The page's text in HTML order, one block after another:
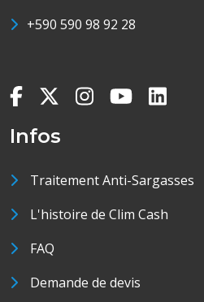
+590 590 98 92 28
Infos
Traitement Anti-Sargasses
L'histoire de Clim Cash
FAQ
Demande de devis